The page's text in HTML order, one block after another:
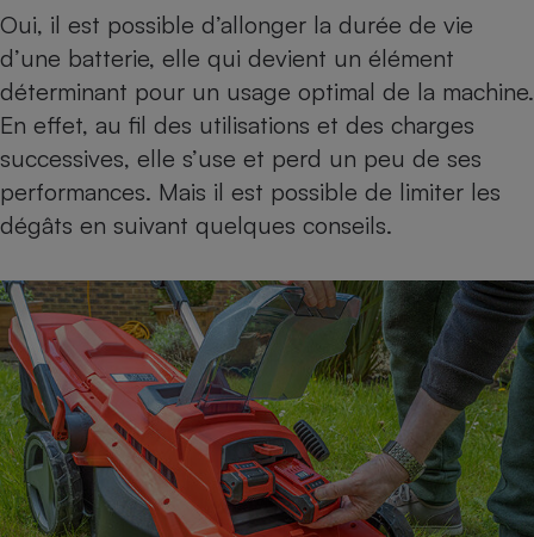
Oui, il est possible d’allonger la durée de vie
d’une batterie, elle qui devient un élément
déterminant pour un usage optimal de la machine.
En effet, au fil des utilisations et des charges
successives, elle s’use et perd un peu de ses
performances. Mais il est possible de limiter les
dégâts en suivant quelques conseils.